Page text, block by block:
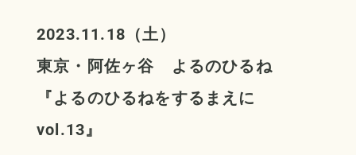
2023.11.18（土）
東京・阿佐ヶ谷 よるのひるね
『よるのひるねをするまえに
vol.13』